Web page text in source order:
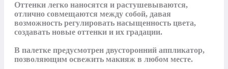
Оттенки легко наносятся и растушевываются,
отлично совмещаются между собой, давая
возможность регулировать насыщенность цвета,
создавать новые оттенки и их градации.
В палетке предусмотрен двусторонний аппликатор,
позволяющим освежить макияж в любом месте.